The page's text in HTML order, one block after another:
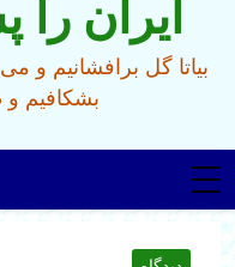
ایران
بیاتا گل برافشانیم و
بشکافیم و